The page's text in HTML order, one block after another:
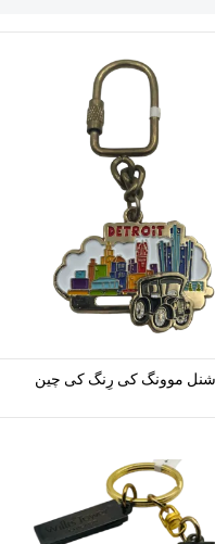
موونگ کی رِنگ کی چین